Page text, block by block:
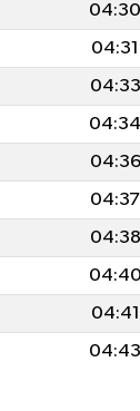
04:30
04:31
04:33
04:34
04:36
04:37
04:38
04:40
04:41
04:43